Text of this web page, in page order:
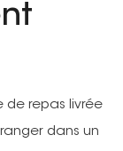
de repas livrée
dans un